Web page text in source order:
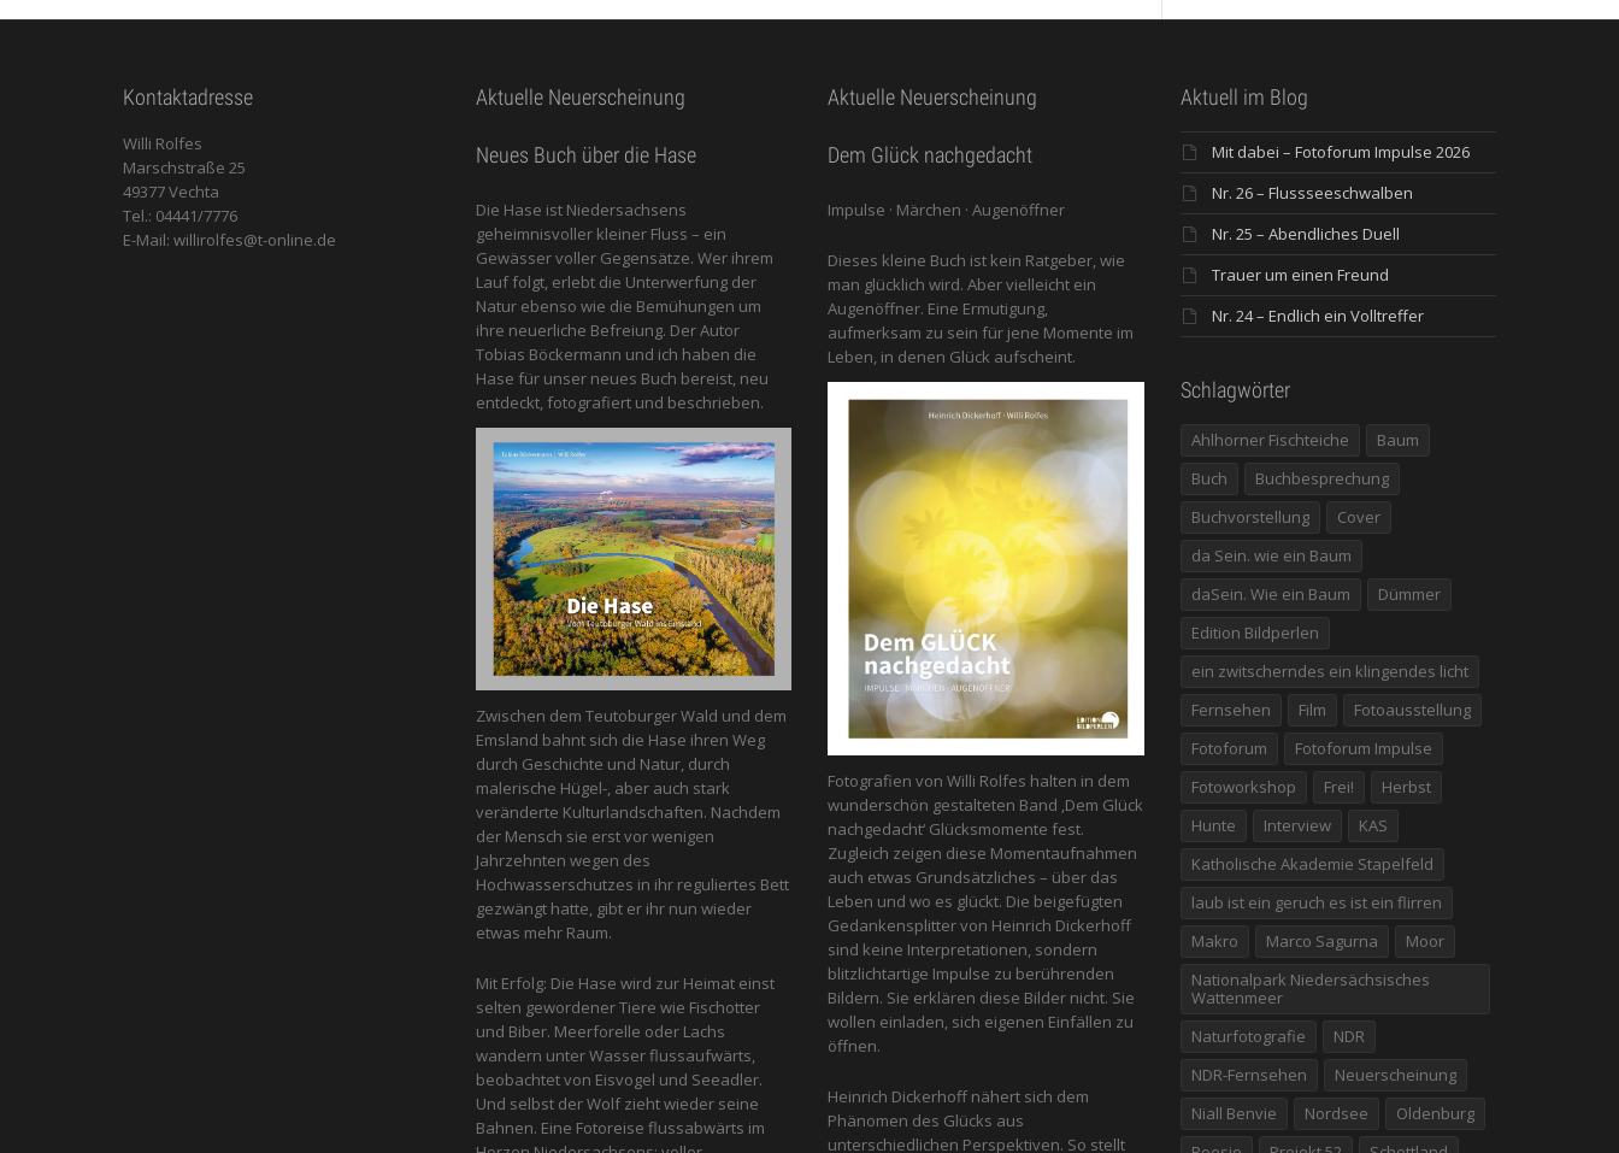
Kontaktadresse
Willi Rolfes
Marschstraße 25
49377 Vechta
Tel.: 04441/7776
E-Mail: willirolfes@t-online.de
Aktuelle Neuerscheinung
Neues Buch über die Hase
Die Hase ist Niedersachsens
geheimnisvoller kleiner Fluss – ein
Gewässer voller Gegensätze. Wer ihrem
Lauf folgt, erlebt die Unterwerfung der
Natur ebenso wie die Bemühungen um
ihre neuerliche Befreiung. Der Autor
Tobias Böckermann und ich haben die
Hase für unser neues Buch bereist, neu
entdeckt, fotografiert und beschrieben.
Zwischen dem Teutoburger Wald und dem
Emsland bahnt sich die Hase ihren Weg
durch Geschichte und Natur, durch
malerische Hügel-, aber auch stark
veränderte Kulturlandschaften. Nachdem
der Mensch sie erst vor wenigen
Jahrzehnten wegen des
Hochwasserschutzes in ihr reguliertes Bett
gezwängt hatte, gibt er ihr nun wieder
etwas mehr Raum.
Mit Erfolg: Die Hase wird zur Heimat einst
selten gewordener Tiere wie Fischotter
und Biber. Meerforelle oder Lachs
wandern unter Wasser flussaufwärts,
beobachtet von Eis­vogel und See­adler.
Und selbst der Wolf zieht wieder seine
Bahnen. Eine Fotoreise flussabwärts im
Aktuelle Neuerscheinung
Dem Glück nachgedacht
Impulse · Märchen · Augenöffner
Dieses kleine Buch ist kein Ratgeber, wie
man glücklich wird. Aber vielleicht ein
Augenöffner. Eine Ermutigung,
aufmerksam zu sein für jene Momente im
Leben, in denen Glück aufscheint.
Fotografien von Willi Rolfes halten in dem
wunderschön gestalteten Band ‚Dem Glück
nachgedacht‘ Glücksmomente fest.
Zugleich zeigen diese Momentaufnahmen
auch etwas Grundsätzliches – über das
Leben und wo es glückt. Die beigefügten
Gedankensplitter von Heinrich Dickerhoff
sind keine Interpretationen, sondern
blitzlichtartige Impulse zu berührenden
Bildern. Sie erklären diese Bilder nicht. Sie
wollen einladen, sich eigenen Einfällen zu
öffnen.
Heinrich Dickerhoff nähert sich dem
Phänomen des Glücks aus
unterschiedlichen Perspektiven. So stellt
Aktuell im Blog
Mit dabei – Fotoforum Impulse 2026
Nr. 26 – Flussseeschwalben
Nr. 25 – Abendliches Duell
Trauer um einen Freund
Nr. 24 – Endlich ein Volltreffer
Schlagwörter
Ahlhorner Fischteiche
Baum
Buch
Buchbesprechung
Buchvorstellung
Cover
da Sein. wie ein Baum
daSein. Wie ein Baum
Dümmer
Edition Bildperlen
ein zwitscherndes ein klingendes licht
Fernsehen
Film
Fotoausstellung
Fotoforum
Fotoforum Impulse
Fotoworkshop
Frei!
Herbst
Hunte
Interview
KAS
Katholische Akademie Stapelfeld
laub ist ein geruch es ist ein flirren
Makro
Marco Sagurna
Moor
Nationalpark Niedersächsisches
Wattenmeer
Naturfotografie
NDR
NDR-Fernsehen
Neuerscheinung
Niall Benvie
Nordsee
Oldenburg